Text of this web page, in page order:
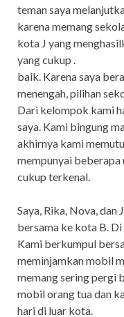
teman saya
karena memang
kota J yang
yang cukup .
baik. Karena saya
menengah, pilihan
Dari kelompok kami
saya. Kami bingung
akhirnya kami
mempunyai beberapa
cukup terkenal.
Saya, Rika, Nova,
bersama ke kota B.
Kami berkumpul
meminjamkan mobil
memang sering pergi
mobil orang tua dan
hari di luar kota.